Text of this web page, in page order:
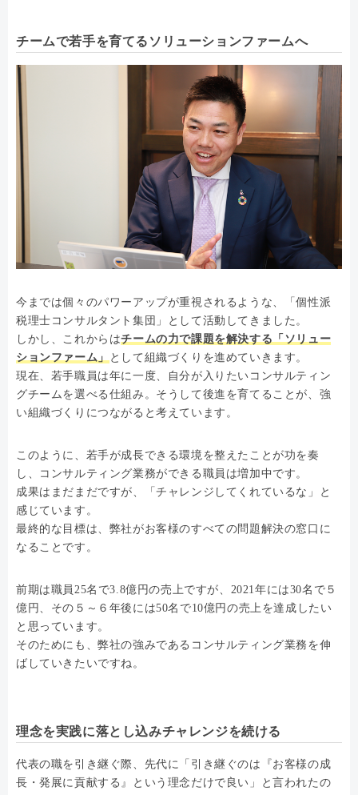
チームで若手を育てるソリューションファームへ
今までは個々のパワーアップが重視されるような、「個性派
税理士コンサルタント集団」として活動してきました。
しかし、これからはチームの力で課題を解決する「ソリュー
ションファーム」として組織づくりを進めていきます。
現在、若手職員は年に一度、自分が入りたいコンサルティン
グチームを選べる仕組み。そうして後進を育てることが、強
い組織づくりにつながると考えています。
このように、若手が成長できる環境を整えたことが功を奏
し、コンサルティング業務ができる職員は増加中です。
成果はまだまだですが、「チャレンジしてくれているな」と
感じています。
最終的な目標は、弊社がお客様のすべての問題解決の窓口に
なることです。
前期は職員25名で3.8億円の売上ですが、2021年には30名で５
億円、その５～６年後には50名で10億円の売上を達成したい
と思っています。
そのためにも、弊社の強みであるコンサルティング業務を伸
ばしていきたいですね。
理念を実践に落とし込みチャレンジを続ける
代表の職を引き継ぐ際、先代に「引き継ぐのは『お客様の成
長・発展に貢献する』という理念だけで良い」と言われたの